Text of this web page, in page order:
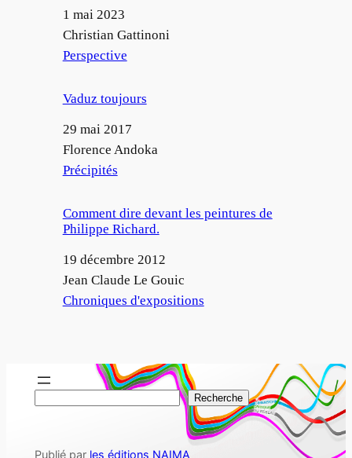
Date
1 mai 2023
Auteur
Christian Gattinoni
Par rapport à
Perspective
Vaduz toujours
Date
29 mai 2017
Auteur
Florence Andoka
Par rapport à
Précipités
Comment dire devant les peintures de
Philippe Richard.
Date
19 décembre 2012
Auteur
Jean Claude Le Gouic
Par rapport à
Chroniques d'expositions
Recherche
Publié par les éditions NAIMA